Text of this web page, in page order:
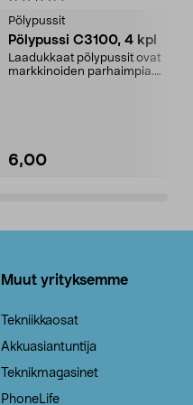
Pölypussit
Pölypussi C3100, 4 kpl
Laadukkaat pölypussit ovat
markkinoiden parhaimpia.
6,00
Muut yrityksemme
Tekniikkaosat
Akkuasiantuntija
Teknikmagasinet
PhoneLife